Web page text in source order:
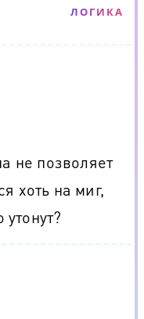
ЛОГИКА
не позволяет
хоть на миг,